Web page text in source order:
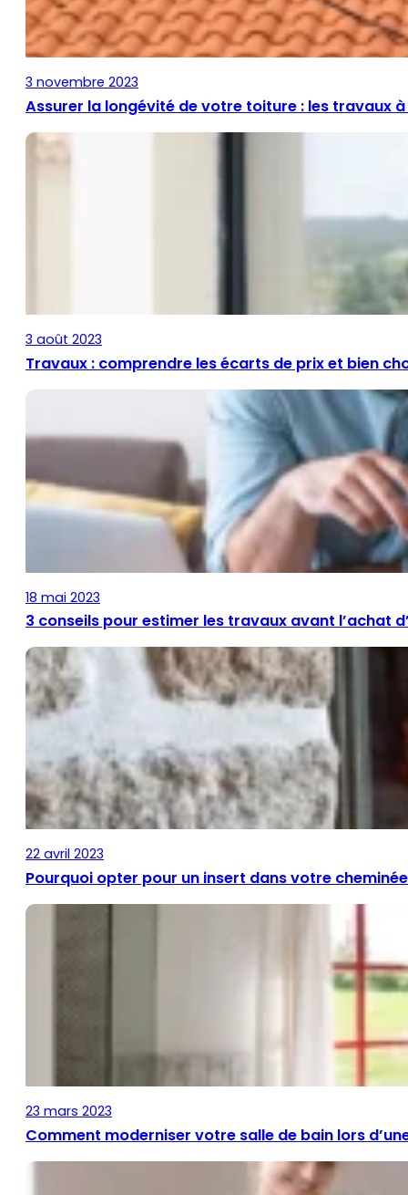
3 novembre 2023
Assurer la longévité de votre toiture : les travaux
3 août 2023
Travaux : comprendre les écarts de prix et bien
18 mai 2023
3 conseils pour estimer les travaux avant l’achat
22 avril 2023
Pourquoi opter pour un insert dans votre
23 mars 2023
Comment moderniser votre salle de bain lors